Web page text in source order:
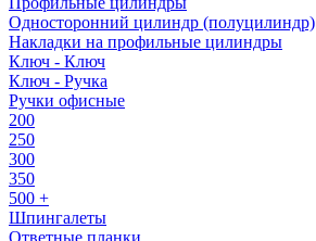
Односторонний цилиндр (полуцилиндр)
Накладки на профильные цилиндры
Ключ - Ключ
Ключ - Ручка
Ручки офисные
200
250
300
350
500 +
Шпингалеты
Ответные планки